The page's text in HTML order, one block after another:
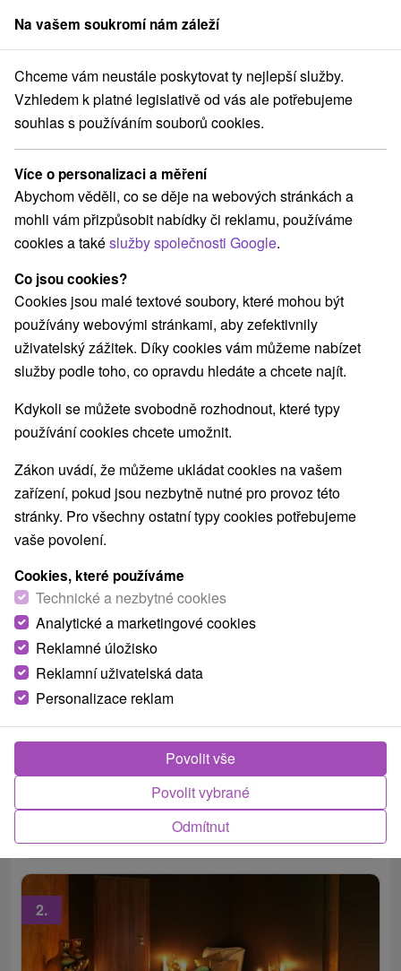
člen skupinySorger
Pobyty na Slovensku Zkrášlovací pobyty Stredné Slovensko
Zkrášlovací pobyty Stredné
Slovensko
Kategorie
Všechny kategorie
Pobyty v akci(65)
Wellness pobyty(89)
Romantické pobyty(26) Pobyty pro seniory(33)
Rodinné pobyty(67)
Vyberte lokalitu nebo termín
Nejprodávanější
od
1.
Krásná v každém věku s pobytem Beauty
Classic Beauty: Krása, odpočinek a harmonie
Lázně Rajecké Teplice: sleva ve výši 20 % na
vybrané pobyty do 31.08.2026
Od 2 Nocí
Polopenze
Spojení lázeňské péče a moderních beauty
ošetření pro váš zářivý a pěkný vzhled.
2.
Na vašem soukromí nám záleží
Chceme vám neustále poskytovat ty nejlepší služby.
Vzhledem k platné legislativě od vás ale potřebujeme
souhlas s používáním souborů cookies.
Více o personalizaci a měření
Abychom věděli, co se děje na webových stránkách a
mohli vám přizpůsobit nabídky či reklamu, používáme
cookies a takéslužby společnosti Google.
Co jsou cookies?
Cookies jsou malé textové soubory, které mohou být
používány webovými stránkami, aby zefektivnily
uživatelský zážitek. Díky cookies vám můžeme nabízet
služby podle toho, co opravdu hledáte a chcete najít.
Kdykoli se můžete svobodně rozhodnout, které typy
používání cookies chcete umožnit.
Zákon uvádí, že můžeme ukládat cookies na vašem
zařízení, pokud jsou nezbytně nutné pro provoz této
stránky. Pro všechny ostatní typy cookies potřebujeme
vaše povolení.
Cookies, které používáme
Technické a nezbytné cookies
Analytické a marketingové cookies
Reklamné úložisko
Reklamní uživatelská data
Personalizace reklam
Odmítnut
Povolit vybrané
Povolit vše